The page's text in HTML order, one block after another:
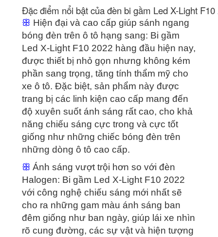
Đặc điểm nổi bật của đèn bi gầm Led X-Light F10
ꕥ Hiện đại và cao cấp giúp sánh ngang
bóng đèn trên ô tô hạng sang: Bi gầm
Led X-Light F10 2022 hàng đầu hiện nay,
được thiết bị nhỏ gọn nhưng không kém
phần sang trọng, tăng tính thẩm mỹ cho
xe ô tô. Đặc biệt, sản phẩm này được
trang bị các linh kiện cao cấp mang đến
độ xuyên suốt ánh sáng rất cao, cho khả
năng chiếu sáng cực trong và cực tốt
giống như những chiếc bóng đèn trên
những dòng ô tô cao cấp.
ꕥ Ánh sáng vượt trội hơn so với đèn
Halogen: Bi gầm Led X-Light F10 2022
với công nghệ chiếu sáng mới nhất sẽ
cho ra những gam màu ánh sáng ban
đêm giống như ban ngày, giúp lái xe nhìn
rõ cung đường, các sự vật và hiện tượng